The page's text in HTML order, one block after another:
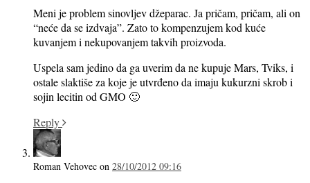
Meni je problem sinovljev džeparac. Ja pričam, pričam, ali on
“neće da se izdvaja”. Zato to kompenzujem kod kuće
kuvanjem i nekupovanjem takvih proizvoda.
Uspela sam jedino da ga uverim da ne kupuje Mars, Tviks, i
ostale slaktiše za koje je utvrđeno da imaju kukurzni skrob i
sojin lecitin od GMO 🙂
Reply
Roman Vehovec on 28/10/2012 09:16